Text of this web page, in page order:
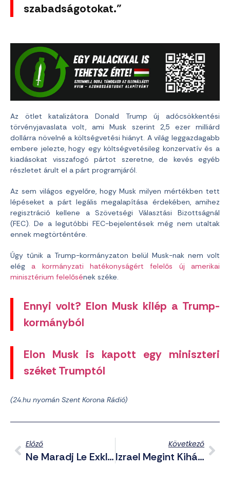
szabadságotokat.”
Az ötlet katalizátora Donald Trump új adócsökkentési
törvényjavaslata volt, ami Musk szerint 2,5 ezer milliárd
dollárra növelné a költségvetési hiányt. A világ leggazdagabb
embere jelezte, hogy egy költségvetésileg konzervatív és a
kiadásokat visszafogó pártot szeretne, de kevés egyéb
részletet árult el a párt programjáról.
Az sem világos egyelőre, hogy Musk milyen mértékben tett
lépéseket a párt legális megalapítása érdekében, amihez
regisztráció kellene a Szövetségi Választási Bizottságnál
(FEC). De a legutóbbi FEC-bejelentések még nem utaltak
ennek megtörténtére.
Úgy tűnik a Trump-kormányzaton belül Musk-nak nem volt
elég a kormányzati hatékonyságért felelős új amerikai
minisztérium felelősének széke.
Ennyi volt? Elon Musk kilép a Trump-
kormányból
Elon Musk is kapott egy miniszteri
széket Trumptól
(24.hu nyomán Szent Korona Rádió)
Előző
Ne Maradj Le Exkluzív Telegram Posztjainkról Sem! – Összefoglaló A Csatornáról Háborús Hírekkel (2025.07.06.)
Következő
Izrael Megint Kihátrál A Béketárgyalás Mögül – „nem Tetszenek” Neki A Hamász Feltételei